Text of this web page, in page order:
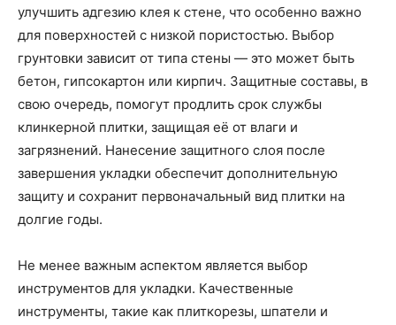
улучшить адгезию клея к стене, что особенно важно
для поверхностей с низкой пористостью. Выбор
грунтовки зависит от типа стены — это может быть
бетон, гипсокартон или кирпич. Защитные составы, в
свою очередь, помогут продлить срок службы
клинкерной плитки, защищая её от влаги и
загрязнений. Нанесение защитного слоя после
завершения укладки обеспечит дополнительную
защиту и сохранит первоначальный вид плитки на
долгие годы.
Не менее важным аспектом является выбор
инструментов для укладки. Качественные
инструменты, такие как плиткорезы, шпатели и